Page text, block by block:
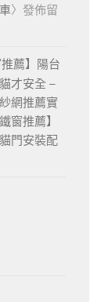
〉發佈留
薦】陽台
才安全 –
網推薦實
窗推薦】
門安裝配